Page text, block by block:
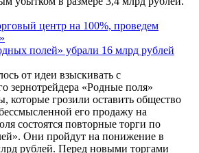
полей» убрали 16 млрд рублей
от идеи взыскивать с
зернотрейдера «Родные поля»
которые грозили оставить общество
его продажу на
состоятся повторные торги по
Они пройдут на понижение в
рублей. Перед новыми торгами